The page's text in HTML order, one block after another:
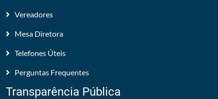
Vereadores
Mesa Diretora
Telefones Úteis
Perguntas Frequentes
Transparência Pública